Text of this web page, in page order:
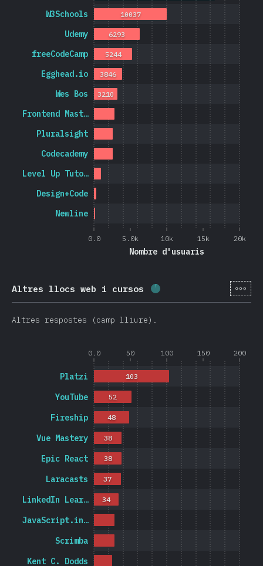
0.0 5.0k 10k 15k 20k
Nombre d'usuaris
Newline
Design+Code
Level Up Tuto…
Codecademy
Pluralsight
Frontend Mast…
Wes Bos
Egghead.io
freeCodeCamp
Udemy
W3Schools
3210
3846
5244
6293
10037
Altres llocs web i cursos Percentatge [ca-
Altres respostes (camp lliure).
0.0 50 100 150 200
Kent C. Dodds
Scrimba
JavaScript.in…
LinkedIn Lear…
Laracasts
Epic React
Vue Mastery
Fireship
YouTube
Platzi
34
37
38
38
48
52
103